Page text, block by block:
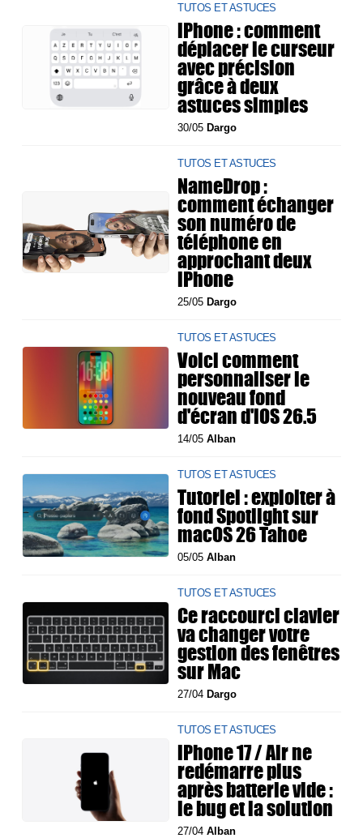
TUTOS ET ASTUCES
iPhone : comment
déplacer le curseur
avec précision
grâce à deux
astuces simples
30/05Dargo
TUTOS ET ASTUCES
NameDrop :
comment échanger
son numéro de
téléphone en
approchant deux
iPhone
25/05Dargo
TUTOS ET ASTUCES
Voici comment
personnaliser le
nouveau fond
d'écran d'iOS 26.5
14/05Alban
TUTOS ET ASTUCES
Tutoriel : exploiter à
fond Spotlight sur
macOS 26 Tahoe
05/05Alban
TUTOS ET ASTUCES
Ce raccourci clavier
va changer votre
gestion des fenêtres
sur Mac
27/04Dargo
TUTOS ET ASTUCES
iPhone 17 / Air ne
redémarre plus
après batterie vide :
le bug et la solution
27/04Alban